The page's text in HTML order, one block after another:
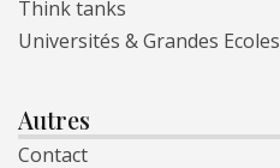
Think tanks
Universités & Grandes Ecoles
Autres
Contact